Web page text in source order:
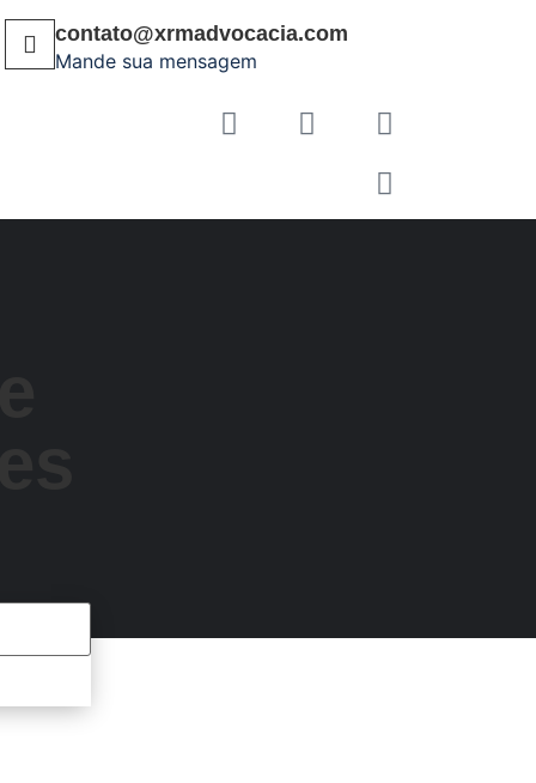
contato@xrmadvocacia.com
Mande sua mensagem